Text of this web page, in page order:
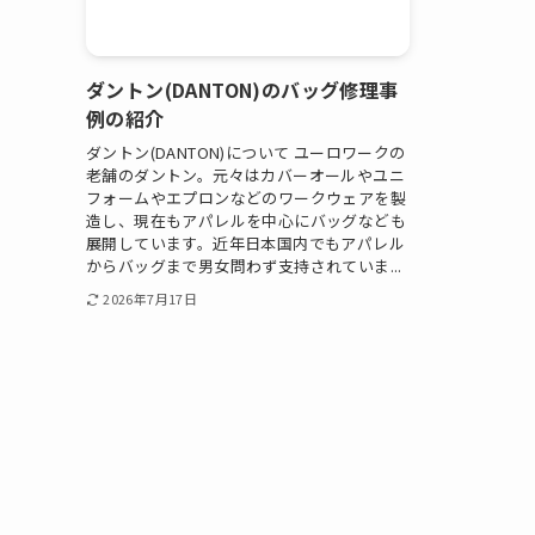
ダントン(DANTON)のバッグ修理事
例の紹介
ダントン(DANTON)について ユーロワークの
老舗のダントン。元々はカバーオールやユニ
フォームやエプロンなどのワークウェアを製
造し、現在もアパレルを中心にバッグなども
展開しています。近年日本国内でもアパレル
からバッグまで男女問わず支持されていま...
2026年7月17日